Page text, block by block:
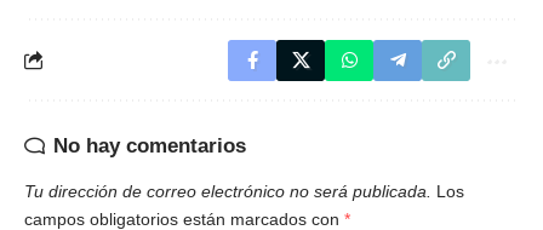
No hay comentarios
Tu dirección de correo electrónico no será publicada.
Los
campos obligatorios están marcados con *